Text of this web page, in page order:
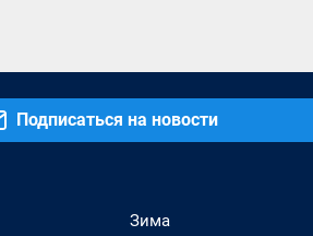
Подписаться на новости
Зима